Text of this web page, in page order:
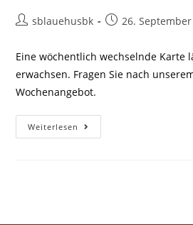
sblauehusbk 26.
Eine wöchentlich wechselnde Karte
erwachsen. Fragen Sie nach
Wochenangebot.
Weiterlesen